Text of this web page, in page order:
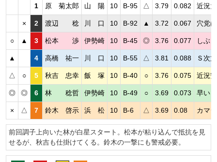
1 原 菊太郎 山 陽 10 B-95 △ 3.79 0.082 近況
× 2 渡辺 稔 川 口 10 B-92 ▲ 3.72 0.067 穴党
○ ▲ 3 松本 渉 伊勢崎 10 B-45 ◎ 3.76 0.077 しぶ
▲ 4 高橋 祐一 川 口 10 B-55 △ 3.81 0.088 Ｓ次
△ ○ 5 秋吉 忠幸 飯 塚 10 B-40 ○ 3.76 0.075 近況
◎ ◎ 6 林 稔哲 伊勢崎 10 B-49 ○ 3.69 0.073 早い
× △ 7 鈴木 啓示 浜 松 10 B-6 △ 3.69 0.08 カマ
前回調子上向いた林が白星スタート。松本が粘り込んで抵抗を見
せるが、秋吉も仕掛けてくる。鈴木の一撃にも警戒必要。